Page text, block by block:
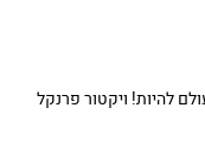
להיות! ויקטור פרנקל